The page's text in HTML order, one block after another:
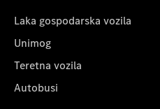
Laka gospodarska vozila
Unimog
Teretna vozila
Autobusi